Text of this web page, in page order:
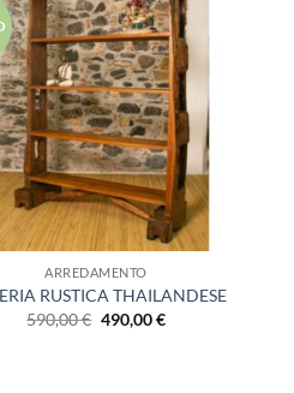
Aggiungi
alla lista
desideri
ARREDAMENTO
RUSTICA THAILANDESE
590,00€ Il
prezzo
490,00€Il